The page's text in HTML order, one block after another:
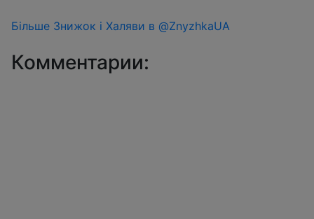
Більше Знижок і Халяви в @ZnyzhkaUA
Комментарии: